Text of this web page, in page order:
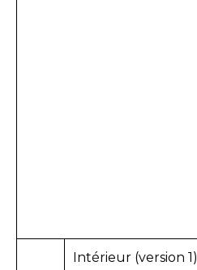
Intérieur (version 1)